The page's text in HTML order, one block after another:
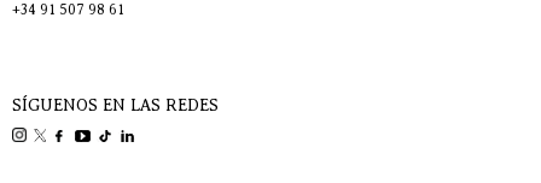
+34 91 507 98 61
SÍGUENOS EN LAS REDES